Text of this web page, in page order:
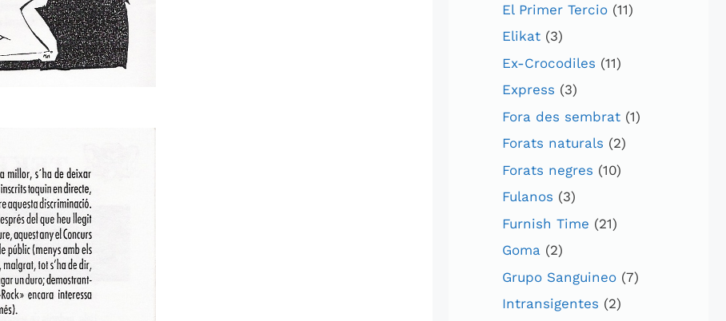
El Primer Tercio (11)
Elikat (3)
Ex-Crocodiles (11)
Express (3)
Fora des sembrat (1)
Forats naturals (2)
Forats negres (10)
Fulanos (3)
Furnish Time (21)
Goma (2)
Grupo Sanguineo (7)
Intransigentes (2)